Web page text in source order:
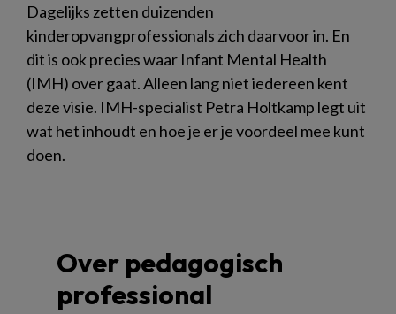
Dagelijks zetten duizenden
kinderopvangprofessionals zich daarvoor in. En
dit is ook precies waar Infant Mental Health
(IMH) over gaat. Alleen lang niet iedereen kent
deze visie. IMH-specialist Petra Holtkamp legt uit
wat het inhoudt en hoe je er je voordeel mee kunt
doen.
Over pedagogisch
professional